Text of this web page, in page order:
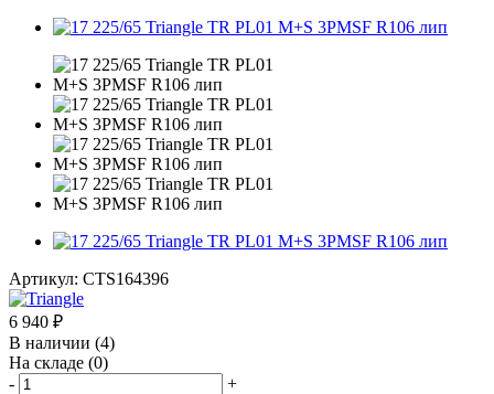
Артикул: CTS164396
6 940 ₽
В наличии (4)
На складе (0)
-
+